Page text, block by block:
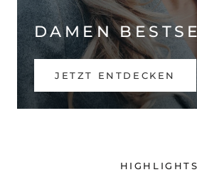
DAMEN
JETZT ENTDECKEN
HIGHLIGHTS